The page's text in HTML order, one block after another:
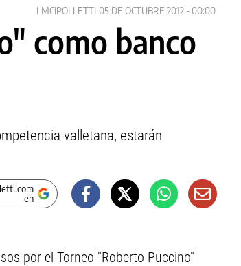
LMCIPOLLETTI 05 DE OCTUBRE 2012 - 00:00
como banco
valletana, estarán
en
por el Torneo "Roberto Puccino"